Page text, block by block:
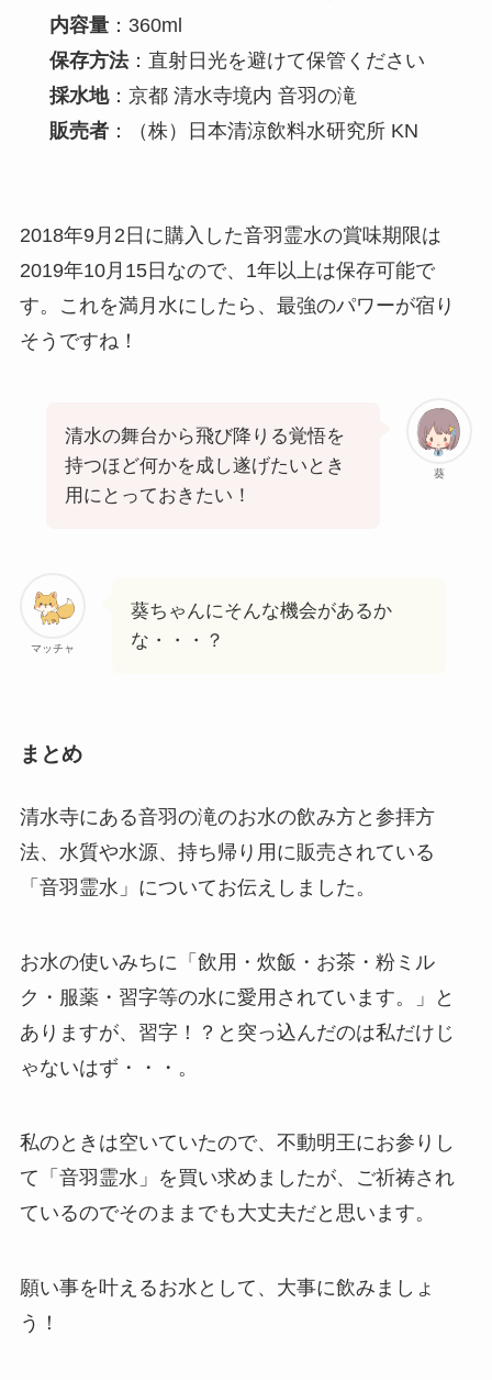
内容量：360ml
保存方法：直射日光を避けて保管ください
採水地：京都 清水寺境内 音羽の滝
販売者：（株）日本清涼飲料水研究所 KN
2018年9月2日に購入した音羽霊水の賞味期限は
2019年10月15日なので、1年以上は保存可能で
す。これを満月水にしたら、最強のパワーが宿り
そうですね！
葵
清水の舞台から飛び降りる覚悟を
持つほど何かを成し遂げたいとき
用にとっておきたい！
マッチャ
葵ちゃんにそんな機会があるか
な・・・？
まとめ
清水寺にある音羽の滝のお水の飲み方と参拝方
法、水質や水源、持ち帰り用に販売されている
「音羽霊水」についてお伝えしました。
お水の使いみちに「飲用・炊飯・お茶・粉ミル
ク・服薬・習字等の水に愛用されています。」と
ありますが、習字！？と突っ込んだのは私だけじ
ゃないはず・・・。
私のときは空いていたので、不動明王にお参りし
て「音羽霊水」を買い求めましたが、ご祈祷され
ているのでそのままでも大丈夫だと思います。
願い事を叶えるお水として、大事に飲みましょ
う！